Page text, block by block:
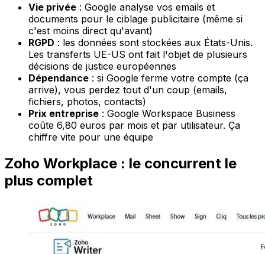
Vie privée : Google analyse vos emails et
documents pour le ciblage publicitaire (même si
c'est moins direct qu'avant)
RGPD : les données sont stockées aux États-Unis.
Les transferts UE-US ont fait l'objet de plusieurs
décisions de justice européennes
Dépendance : si Google ferme votre compte (ça
arrive), vous perdez tout d'un coup (emails,
fichiers, photos, contacts)
Prix entreprise : Google Workspace Business
coûte 6,80 euros par mois et par utilisateur. Ça
chiffre vite pour une équipe
Zoho Workplace : le concurrent le
plus complet